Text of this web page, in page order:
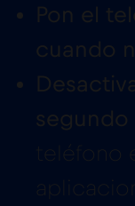
Pon el
cuando
segundo
teléfono